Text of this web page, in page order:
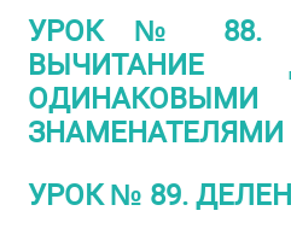
УРОК № 88.
ОДИНАКОВЫМИ
ЗНАМЕНАТЕЛЯМИ
УРОК № 89.